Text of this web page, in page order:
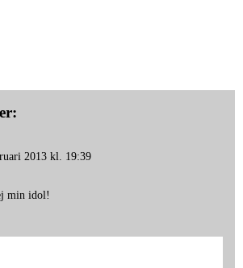
2013 kl. 19:39
min idol!